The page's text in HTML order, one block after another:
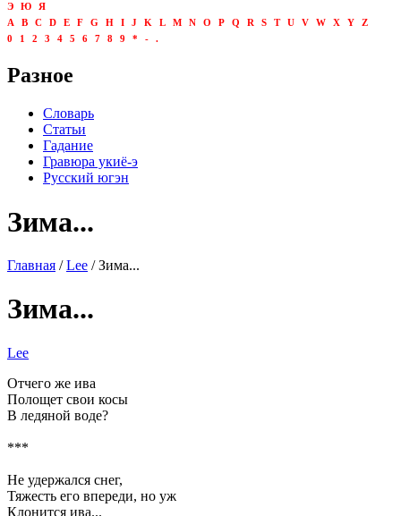
Э
Ю
Я
A
B C D E F G H I J K L M N O P Q R S T U V W X Y
Z
0
1 2 3 4 5 6 7 8 9 * - .
Разное
Словарь
Статьи
Гадание
Гравюра укиё-э
Русский югэн
Зима...
Главная /Lee / Зима...
Зима...
Lee
Отчего же ива
Полощет свои косы
В ледяной воде?
***
Не удержался снег,
Тяжесть его впереди, но уж
Клонится ива...